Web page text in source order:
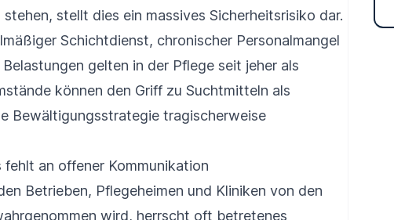
stellt dies ein massives Sicherheitsrisiko dar.
Schichtdienst, chronischer Personalmangel
gelten in der Pflege seit jeher als
können den Griff zu Suchtmitteln als
Bewältigungsstrategie tragischerweise
fehlt an offener Kommunikation
Betrieben, Pflegeheimen und Kliniken von den
wird, herrscht oft betretenes